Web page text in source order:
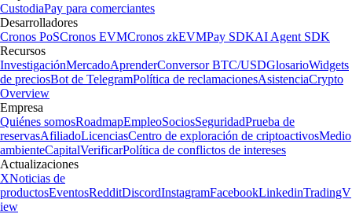
CustodiaPay para comerciantes
Desarrolladores
Cronos PoSCronos EVMCronos zkEVMPay SDKAI Agent SDK
Recursos
InvestigaciónMercadoAprenderConversor BTC/USDGlosarioWidgets
de preciosBot de TelegramPolítica de reclamacionesAsistenciaCrypto
Overview
Empresa
Quiénes somosRoadmapEmpleoSociosSeguridadPrueba de
reservasAfiliadoLicenciasCentro de exploración de criptoactivosMedio
ambienteCapitalVerificarPolítica de conflictos de intereses
Actualizaciones
XNoticias de
productosEventosRedditDiscordInstagramFacebookLinkedinTradingV
iew